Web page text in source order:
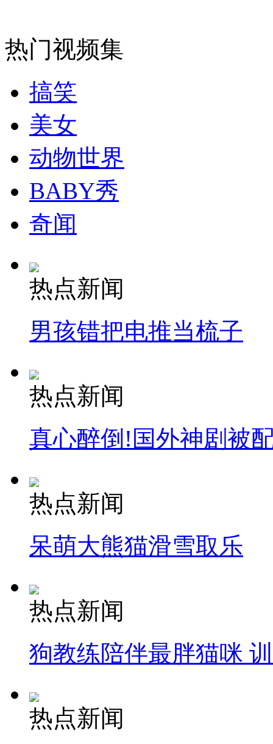
消防员救轻生者 花炮节热闹非凡
纽约上演“枕头大战”
热门视频集
搞笑
美女
动物世界
BABY秀
奇闻
热点新闻
男孩错把电推当梳子
热点新闻
真心醉倒!国外神剧被
热点新闻
呆萌大熊猫滑雪取乐
热点新闻
狗教练陪伴最胖猫咪
热点新闻